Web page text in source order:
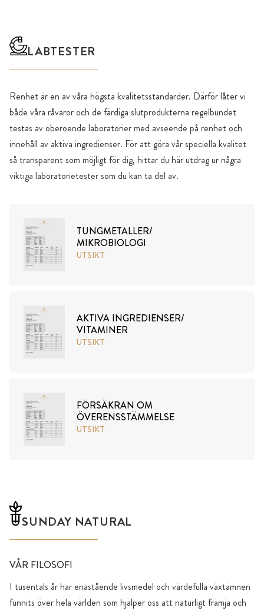
LABTESTER
Renhet är en av våra högsta kvalitetsstandarder. Därför låter vi
både våra råvaror och de färdiga slutprodukterna regelbundet
testas av oberoende laboratorier med avseende på renhet och
innehåll av aktiva ingredienser. För att göra vår speciella kvalitet
så transparent som möjligt för dig, hittar du här utdrag ur några
viktiga laboratorietester som du kan ta del av.
TUNGMETALLER/
MIKROBIOLOGI
UTSIKT
AKTIVA INGREDIENSER/
VITAMINER
UTSIKT
FÖRSÄKRAN OM
ÖVERENSSTÄMMELSE
UTSIKT
SUNDAY NATURAL
VÅR FILOSOFI
I tusentals år har enastående livsmedel och värdefulla växtämnen
funnits över hela världen som hjälper oss att naturligt främja och